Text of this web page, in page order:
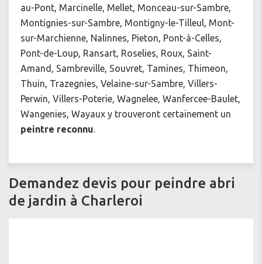
au-Pont, Marcinelle, Mellet, Monceau-sur-Sambre,
Montignies-sur-Sambre, Montigny-le-Tilleul, Mont-
sur-Marchienne, Nalinnes, Pieton, Pont-à-Celles,
Pont-de-Loup, Ransart, Roselies, Roux, Saint-
Amand, Sambreville, Souvret, Tamines, Thimeon,
Thuin, Trazegnies, Velaine-sur-Sambre, Villers-
Perwin, Villers-Poterie, Wagnelee, Wanfercee-Baulet,
Wangenies, Wayaux y trouveront certainement un
peintre reconnu.
Demandez devis pour peindre abri
de jardin à Charleroi